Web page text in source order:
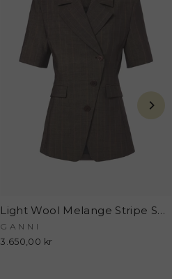
Light Wool Melange Stripe Short Sleeve Blazer A1020099 - 296 Rain Drum - GANNI
GANNI
3.650,00 kr